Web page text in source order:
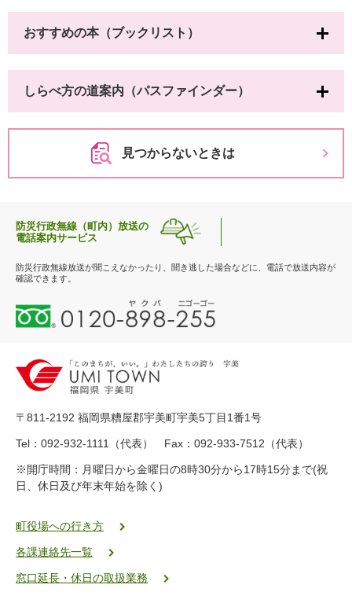
おすすめの本（ブックリスト）
しらべ方の道案内（パスファインダー）
見つからないときは
防災行政無線（町内）放送の
電話案内サービス
防災行政無線放送が聞こえなかったり、聞き逃した場合などに、電話で放送内容が
確認できます。
0
1
-
8
-
5
5
ク
二
ゴ
〒811-2192 福岡県糟屋郡宇美町宇美5丁目1番1号
Tel：092-932-1111（代表） Fax：092-933-7512（代表）
※開庁時間：月曜日から金曜日の8時30分から17時15分まで(祝
日、休日及び年末年始を除く)
町役場への行き方
各課連絡先一覧
窓口延長・休日の取扱業務